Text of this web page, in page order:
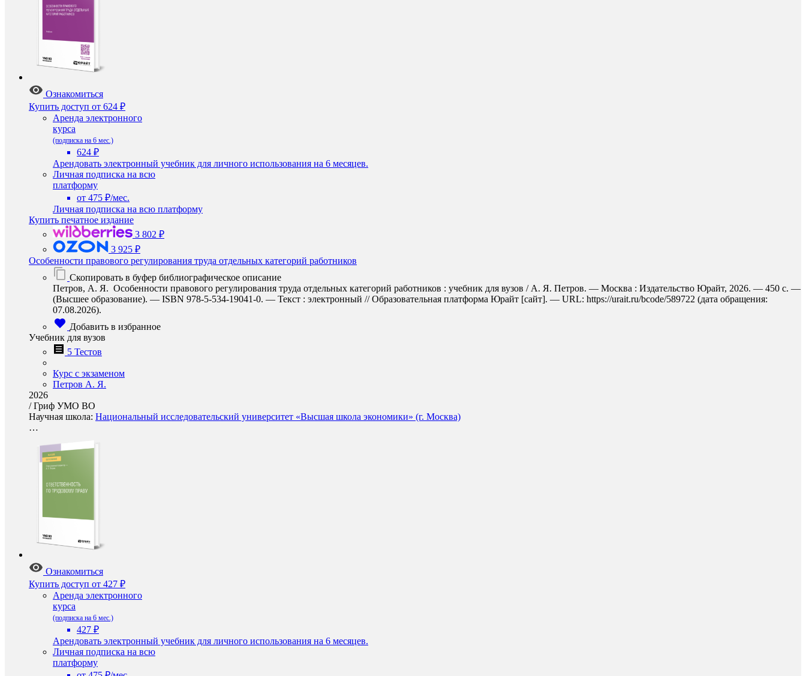
Ознакомиться
Купить доступ от 624 ₽
Аренда электронного
курса
(подписка на 6 мес.)
624 ₽
Арендовать электронный учебник для личного использования на 6 месяцев.
Личная подписка на всю
платформу
от 475 ₽/мес.
Личная подписка на всю платформу
Купить печатное издание
3 802 ₽
3 925 ₽
Особенности правового регулирования труда отдельных категорий работников
Скопировать в буфер библиографическое описание
Петров, А. Я. Особенности правового регулирования труда отдельных категорий работников : учебник для вузов / А. Я. Петров. — Москва : Издательство Юрайт, 2026. — 450 с. —
(Высшее образование). — ISBN 978-5-534-19041-0. — Текст : электронный // Образовательная платформа Юрайт [сайт]. — URL: https://urait.ru/bcode/589722 (дата обращения:
07.08.2026).
Добавить в избранное
Учебник для вузов
5 Тестов
Курс с экзаменом
Петров А. Я.
2026
/Гриф УМО ВО
Научная школа: Национальный исследовательский университет «Высшая школа экономики» (г. Москва)
…
Ознакомиться
Купить доступ от 427 ₽
Аренда электронного
курса
(подписка на 6 мес.)
427 ₽
Арендовать электронный учебник для личного использования на 6 месяцев.
Личная подписка на всю
платформу